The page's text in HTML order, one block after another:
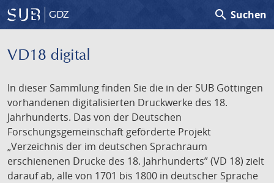
GDZ search Suchen
VD18 digital
In dieser Sammlung finden Sie die in der SUB Göttingen
vorhandenen digitalisierten Druckwerke des 18.
Jahrhunderts. Das von der Deutschen
Forschungsgemeinschaft geförderte Projekt
„Verzeichnis der im deutschen Sprachraum
erschienenen Drucke des 18. Jahrhunderts” (VD 18) zielt
darauf ab, alle von 1701 bis 1800 in deutscher Sprache